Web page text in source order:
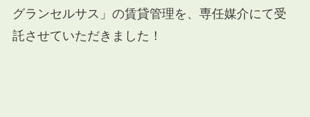
グランセルサス」の賃貸管理を、専任媒介にて受
託させていただきました！